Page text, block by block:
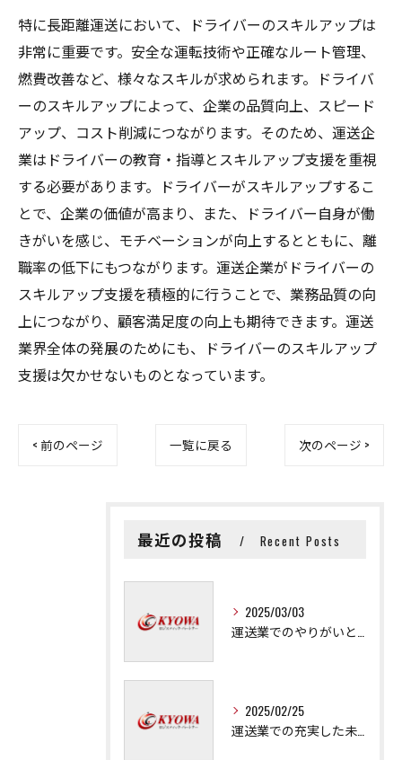
特に長距離運送において、ドライバーのスキルアップは
非常に重要です。安全な運転技術や正確なルート管理、
燃費改善など、様々なスキルが求められます。ドライバ
ーのスキルアップによって、企業の品質向上、スピード
アップ、コスト削減につながります。そのため、運送企
業はドライバーの教育・指導とスキルアップ支援を重視
する必要があります。ドライバーがスキルアップするこ
とで、企業の価値が高まり、また、ドライバー自身が働
きがいを感じ、モチベーションが向上するとともに、離
職率の低下にもつながります。運送企業がドライバーの
スキルアップ支援を積極的に行うことで、業務品質の向
上につながり、顧客満足度の向上も期待できます。運送
業界全体の発展のためにも、ドライバーのスキルアップ
支援は欠かせないものとなっています。
< 前のページ 一覧に戻る 次のページ >
最近の投稿 Recent Posts
2025/03/03
2025/02/25